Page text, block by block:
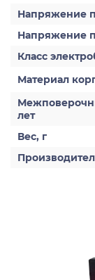
Напряжение
Напряжение
Класс
Материал
лет
Вес, г